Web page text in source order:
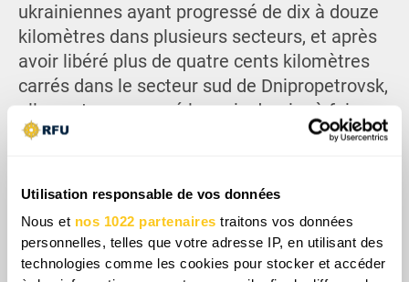
Utilisation responsable de vos données
Nous et nos 1022 partenaires traitons vos données
personnelles, telles que votre adresse IP, en utilisant des
technologies comme les cookies pour stocker et accéder
ukrainiennes ayant progressé de dix à douze
kilomètres dans plusieurs secteurs, et après
avoir libéré plus de quatre cents kilomètres
carrés dans le secteur sud de Dnipropetrovsk,
elles ont commencé le mois dernier à faire
reculer le contrôle russe également sur le
Le commandant en chef ukrainien Oleksandr
Syrskyi a déclaré que les forces ukrainiennes
s'étaient emparées de l'initiative stratégique
et empêchaient activement la Russie de